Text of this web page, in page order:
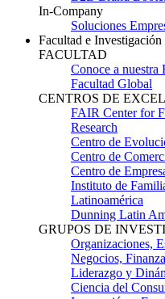
In-Company
Soluciones
Facultad e Investigación
FACULTAD
Conoce a nuestra
Facultad Global
CENTROS DE
FAIR Center for
Research
Centro de
Centro de
Centro de
Instituto de
Latinoamérica
Dunning Latin
GRUPOS DE
Organizaciones,
Negocios,
Liderazgo y
Ciencia del